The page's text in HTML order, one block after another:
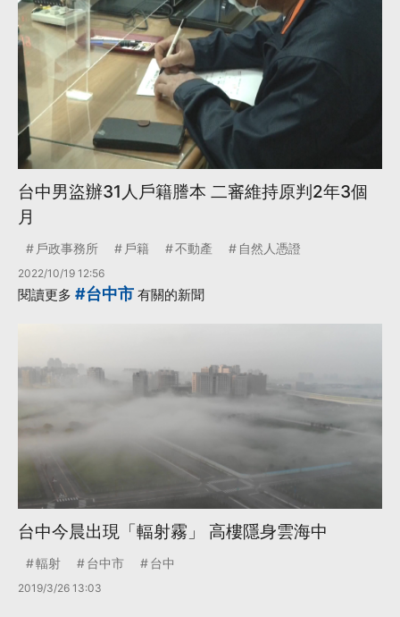
台中男盜辦31人戶籍謄本 二審維持原判2年3個
月
戶政事務所 戶籍 不動產 自然人憑證
2022/10/19 12:56
閱讀更多 #台中市 有關的新聞
台中今晨出現「輻射霧」 高樓隱身雲海中
輻射 台中市 台中
2019/3/26 13:03